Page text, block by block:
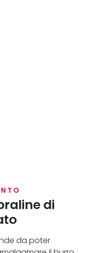
di
da poter